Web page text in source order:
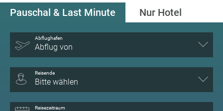
Pauschal & Last Minute Nur Hotel
Abflughafen
Abflug von
Reisende
Bitte wählen
Reisezeitraum